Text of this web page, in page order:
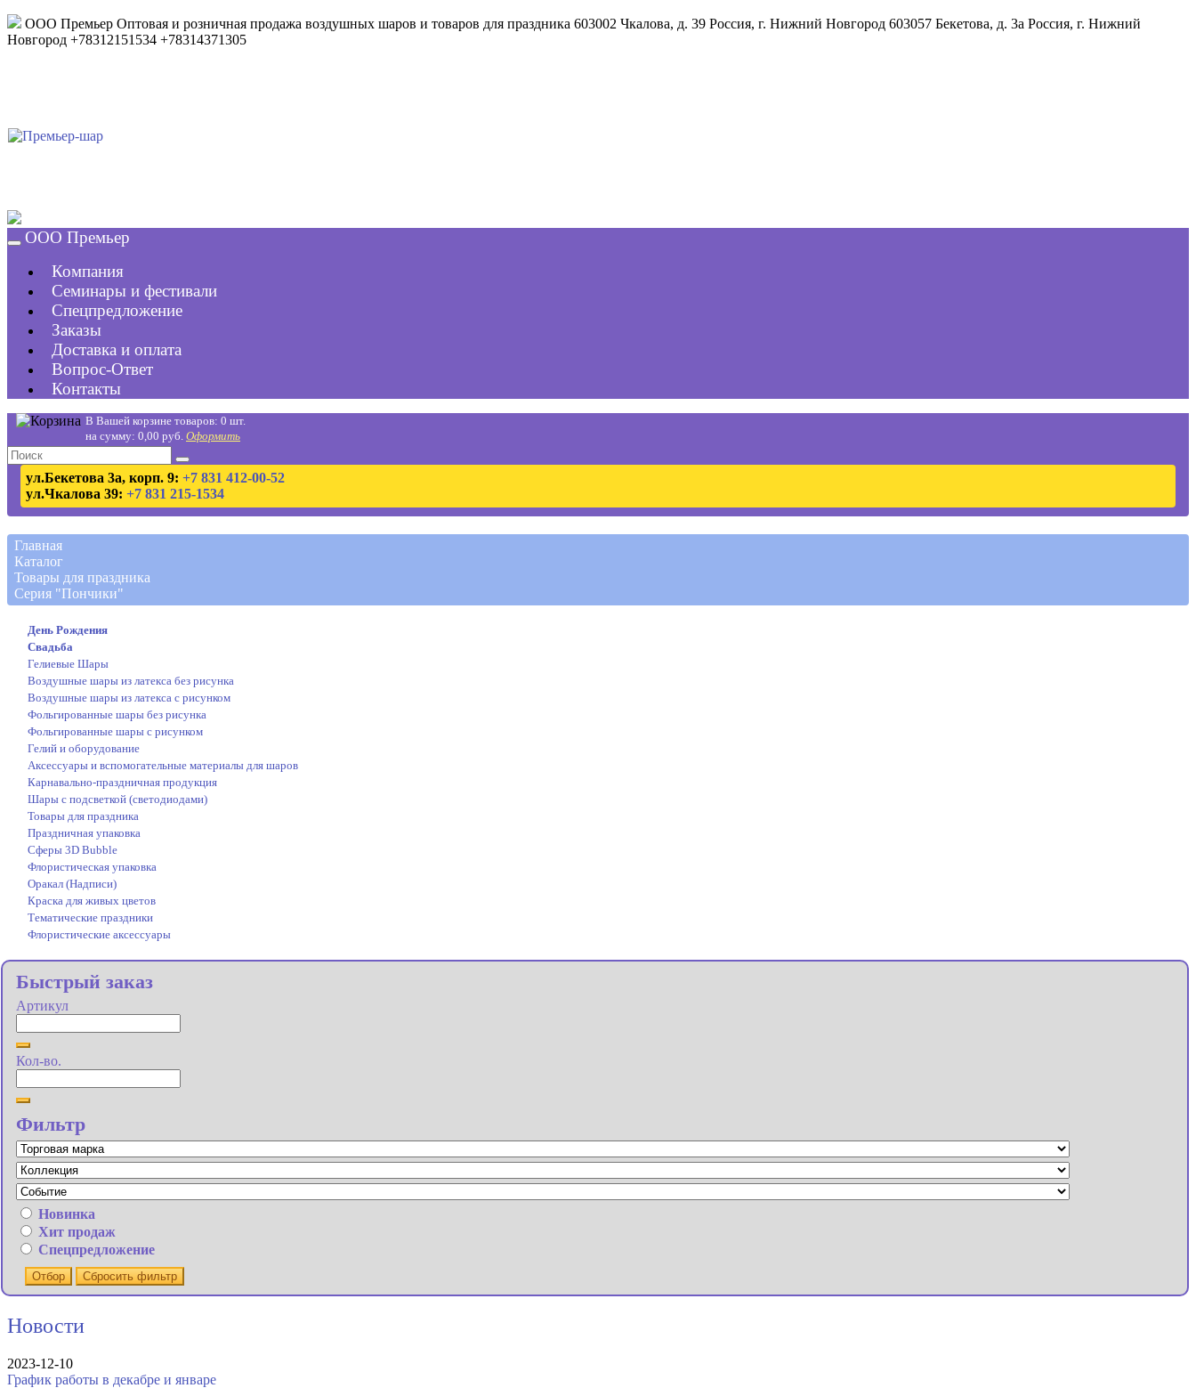
ООО Премьер Оптовая и розничная продажа воздушных шаров и товаров для праздника 603002 Чкалова, д. 39 Россия, г. Нижний Новгород 603057 Бекетова, д. 3а Россия, г. Нижний
Новгород +78312151534 +78314371305
ООО Премьер
Компания
Семинары и фестивали
Спецпредложение
Заказы
Доставка и оплата
Вопрос-Ответ
Контакты
В Вашей корзине товаров: 0 шт.
на сумму: 0,00 руб. Оформить
ул.Бекетова 3а, корп. 9: +7 831 412-00-52
ул.Чкалова 39: +7 831 215-1534
Главная
Каталог
Товары для праздника
Серия "Пончики"
День Рождения
Свадьба
Гелиевые Шары
Воздушные шары из латекса без рисунка
Воздушные шары из латекса с рисунком
Фольгированные шары без рисунка
Фольгированные шары с рисунком
Гелий и оборудование
Аксессуары и вспомогательные материалы для шаров
Карнавально-праздничная продукция
Шары с подсветкой (светодиодами)
Товары для праздника
Праздничная упаковка
Сферы 3D Bubble
Флористическая упаковка
Оракал (Надписи)
Краска для живых цветов
Тематические праздники
Флористические аксессуары
Быстрый заказ
Артикул
Кол-во.
Фильтр
Новинка
Хит продаж
Спецпредложение
Отбор Сбросить фильтр
Новости
2023-12-10
График работы в декабре и январе